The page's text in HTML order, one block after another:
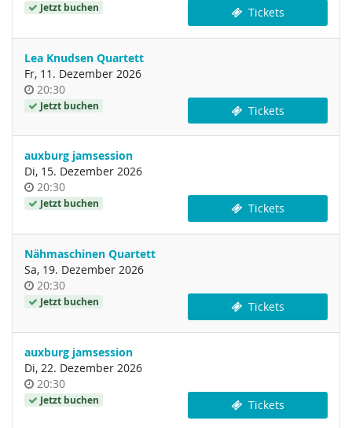
Jetzt buchen Tickets
Lea Knudsen Quartett
Fr, 11. Dezember 2026
Uhrzeit
20:30
Jetzt buchen Tickets
auxburg jamsession
Di, 15. Dezember 2026
Uhrzeit
20:30
Jetzt buchen Tickets
Nähmaschinen Quartett
Sa, 19. Dezember 2026
Uhrzeit
20:30
Jetzt buchen Tickets
auxburg jamsession
Di, 22. Dezember 2026
Uhrzeit
20:30
Jetzt buchen Tickets